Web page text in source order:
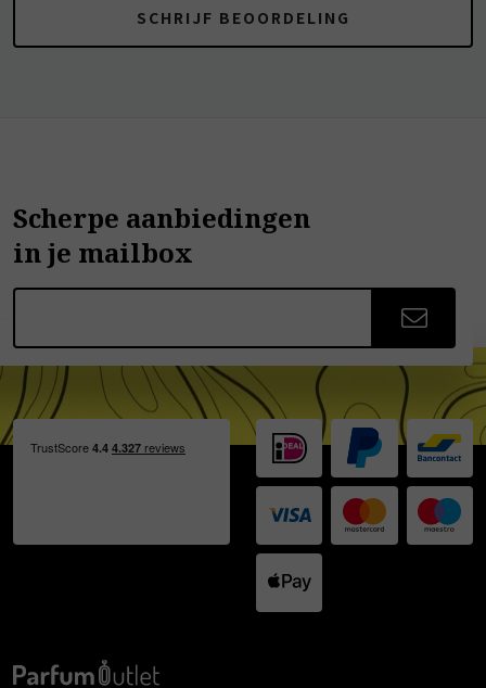
SCHRIJF BEOORDELING
Scherpe aanbiedingen
in je mailbox